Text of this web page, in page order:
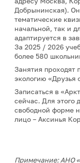
Добрынинская).
тематические
начальной, так и
адаптируется в
За 2025 / 2026
более 580
Занятия проходят
экологию
Записаться в
сейчас. Для этого
свободной форме
лицо – Аксинья
Примечание: АНО